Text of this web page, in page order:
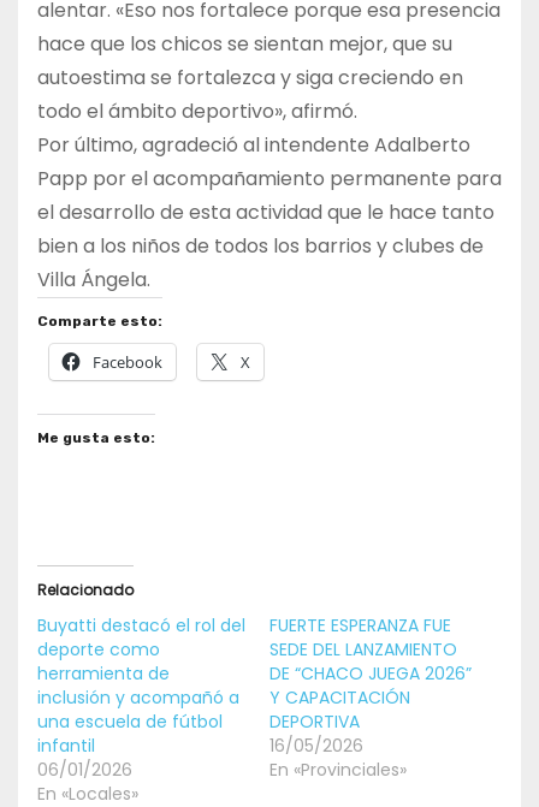
alentar. «Eso nos fortalece porque esa presencia
hace que los chicos se sientan mejor, que su
autoestima se fortalezca y siga creciendo en
todo el ámbito deportivo», afirmó.
Por último, agradeció al intendente Adalberto
Papp por el acompañamiento permanente para
el desarrollo de esta actividad que le hace tanto
bien a los niños de todos los barrios y clubes de
Villa Ángela.
Comparte esto:
Facebook X
Me gusta esto:
Relacionado
Buyatti destacó el rol del
deporte como
herramienta de
inclusión y acompañó a
una escuela de fútbol
infantil
06/01/2026
En «Locales»
FUERTE ESPERANZA FUE
SEDE DEL LANZAMIENTO
DE “CHACO JUEGA 2026”
Y CAPACITACIÓN
DEPORTIVA
16/05/2026
En «Provinciales»